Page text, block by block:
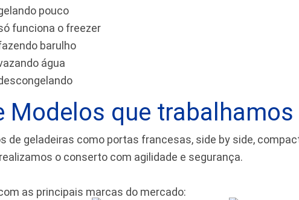
pouco
funciona o freezer
barulho
água
Modelos que trabalhamos
de geladeiras como portas francesas, side by side,
o conserto com agilidade e segurança.
as principais marcas do mercado: